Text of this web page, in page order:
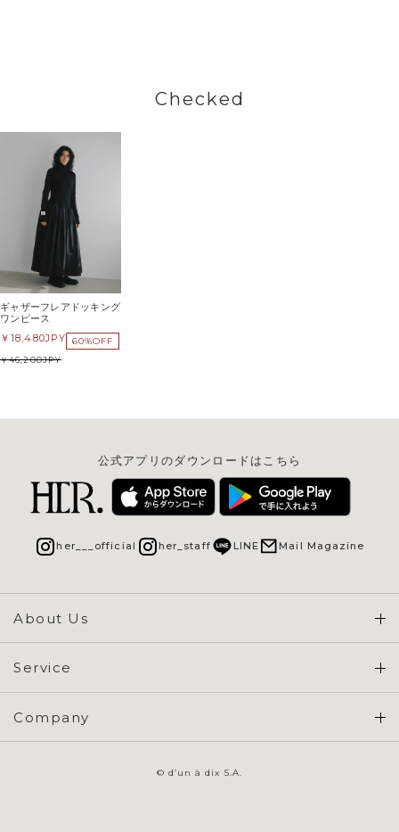
Checked
ギャザーフレアドッキング
ワンピース
18,480JPY 60%OFF
46,200JPY
About Us
Concept & Overview
Service
会員登録 / ログイン
ご利用ガイド
Company
公式アプリのダウンロードはこちら
her___official her_staff LINE Mail Magazine
© d’un à dix S.A.